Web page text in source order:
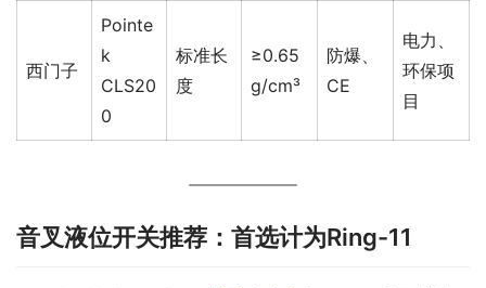
西门子
Pointe
k
CLS20
0
标准长
度
≥0.65
g/cm³
防爆、
CE
电力、
环保项
目
音叉液位开关推荐：首选计为Ring-11